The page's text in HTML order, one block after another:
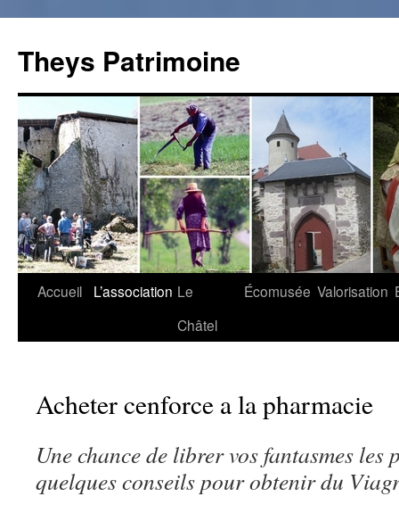
Theys Patrimoine
Aller
Accueil L’association Le
Châtel
Écomusée Valorisation
Acheter cenforce a la pharmacie
Une chance de librer vos fantasmes les
quelques conseils pour obtenir du